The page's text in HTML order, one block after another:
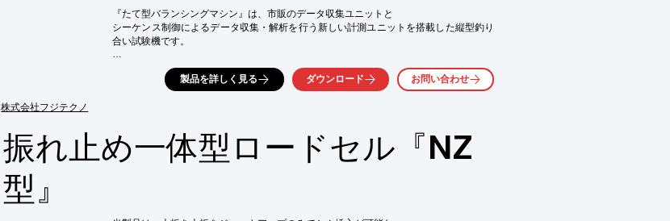
※下記ボタンより資料をダウンロード頂けます。
株式会社フジテクノ
『たて型バランシングマシン』は、市販のデータ収集ユニットと
シーケンス制御によるデータ収集・解析を行う新しい計測ユニットを搭載した縦型釣り
合い試験機です。
シーケンス制御と表示器にタッチパネルを採用しているため、修正装置や
マーキング装置などの前後工程や搬送装置などの接続工程を含めて、
主制御盤と操作盤をひとつに集約することが可能。
【特長】
■ソフトウエアに起因するハードウエアの更新の必要が無い
製品を詳しく見る ダウンロード お問い合わせ
振れ止め一体型ロードセル『NZ
型』